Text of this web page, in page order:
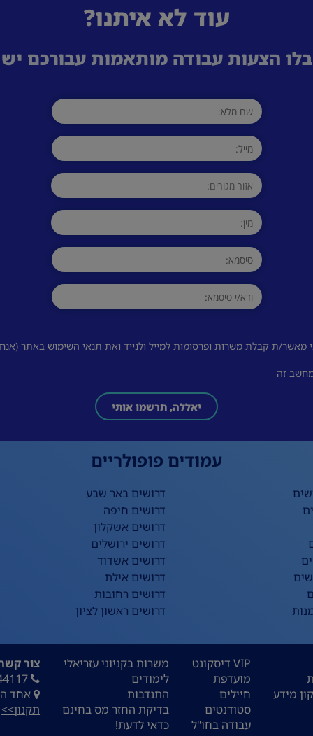
עוד לא איתנו?
הצעות עבודה מותאמות עבורכם
מאשר/ת קבלת משרות ופרסומות למייל ולנייד ואת תנאי השימוש באתר
זה
יאללה, תרשמו אותי
עמודים פופולריים
דרושים באר שבע
דרושים חיפה
דרושים אשקלון
דרושים ירושלים
דרושים אשדוד
דרושים אילת
דרושים רחובות
דרושים ראשון לציון
מידע
VIP דיסקונט
מועדפת
חיילים
סטודנטים
עבודה בחו"ל
משרות בקניוני עזריאלי
לימודים
התנדבות
בדיקת החזר מס בחינם
כדאי לדעת!
צור
אחד העם 9,
תקנון>>